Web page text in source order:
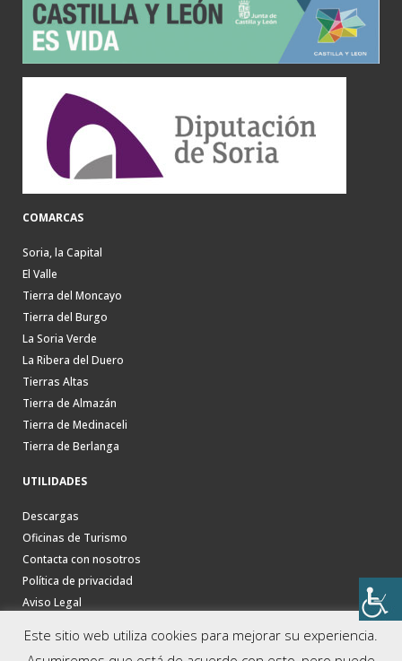
COMARCAS
Soria, la Capital
El Valle
Tierra del Moncayo
Tierra del Burgo
La Soria Verde
La Ribera del Duero
Tierras Altas
Tierra de Almazán
Tierra de Medinaceli
Tierra de Berlanga
UTILIDADES
Descargas
Oficinas de Turismo
Contacta con nosotros
Política de privacidad
Aviso Legal
Este sitio web utiliza cookies para mejorar su experiencia.